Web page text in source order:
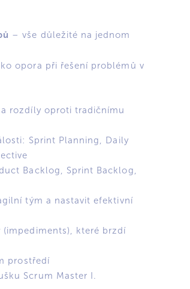
– vše důležité na jednom
opora při řešení problémů v
rozdíly oproti tradičnímu
Sprint Planning, Daily
Backlog, Sprint Backlog,
tým a nastavit efektivní
které brzdí
prostředí
Scrum Master I.